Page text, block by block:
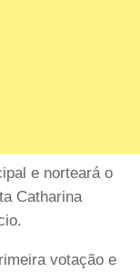
e norteará o
Catharina
votação e